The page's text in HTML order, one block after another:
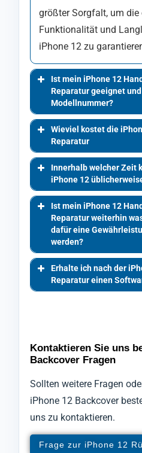
größter Sorgfalt, um
Funktionalität und
iPhone 12 zu
Ist mein iPhone 12
Reparatur geeignet
Modellnummer?
Wieviel kostet die
Reparatur
Innerhalb welcher Zeit
iPhone 12
Ist mein iPhone 12
Reparatur weiterhin
dafür eine
werden?
Erhalte ich nach der
Reparatur einen
Kontaktieren Sie uns
Backcover Fragen
Sollten weitere Fragen
iPhone 12 Backcover
uns zu kontaktieren.
Frage zur iPhone 12